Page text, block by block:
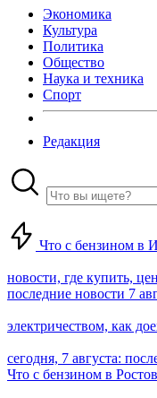
Экономика
Культура
Политика
Общество
Наука и техника
Спорт
Редакция
Что с бензином в
новости, где купить,
последние новости 7
электричеством, как
сегодня, 7 августа:
Что с бензином в